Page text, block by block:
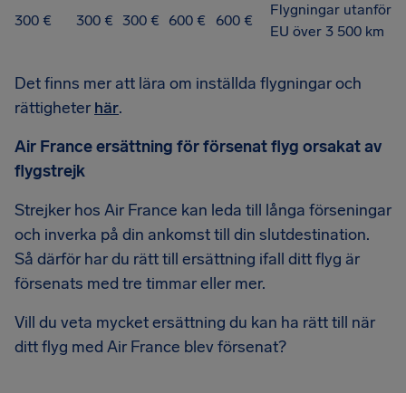
300 €
300 € 300 € 600 € 600 €
Flygningar utanför
EU över 3 500 km
Det finns mer att lära om inställda flygningar och
rättigheter här.
Air France ersättning för försenat flyg orsakat av
flygstrejk
Strejker hos Air France kan leda till långa förseningar
och inverka på din ankomst till din slutdestination.
Så därför har du rätt till ersättning ifall ditt flyg är
försenats med tre timmar eller mer.
Vill du veta mycket ersättning du kan ha rätt till när
ditt flyg med Air France blev försenat?